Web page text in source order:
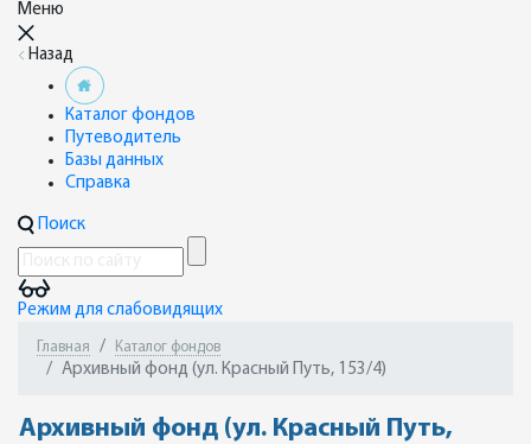
Меню
Назад
Каталог фондов
Путеводитель
Базы данных
Справка
Поиск
Режим для слабовидящих
Главная Каталог фондов
Архивный фонд (ул. Красный Путь, 153/4)
Архивный фонд (ул. Красный Путь,